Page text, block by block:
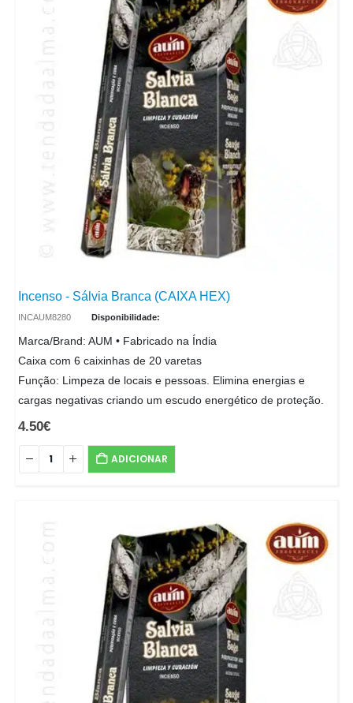
Incenso - Sálvia Branca (CAIXA HEX)
INCAUM8280 Disponibilidade:
Marca/Brand: AUM • Fabricado na Índia
Caixa com 6 caixinhas de 20 varetas
Função: Limpeza de locais e pessoas. Elimina energias e
cargas negativas criando um escudo energético de proteção.
4.50€
ADICIONAR